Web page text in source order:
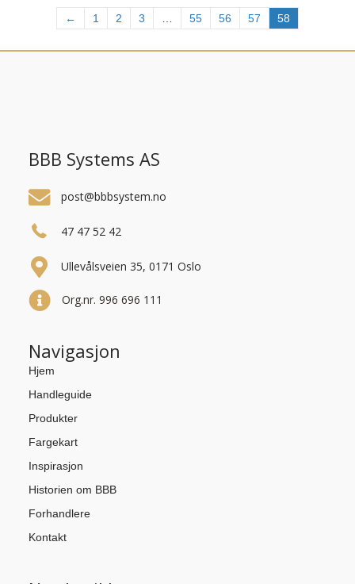
← 1 2 3 55 56 57 58
BBB Systems AS
post@bbbsystem.no
47 47 52 42
Ullevålsveien 35, 0171 Oslo
Org.nr. 996 696 111
Navigasjon
Hjem
Handleguide
Produkter
Fargekart
Inspirasjon
Historien om BBB
Forhandlere
Kontakt